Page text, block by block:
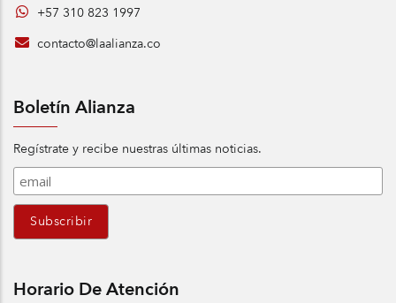
+57 310 823 1997
contacto@laalianza.co
Boletín Alianza
Regístrate y recibe nuestras últimas noticias.
Horario De Atención